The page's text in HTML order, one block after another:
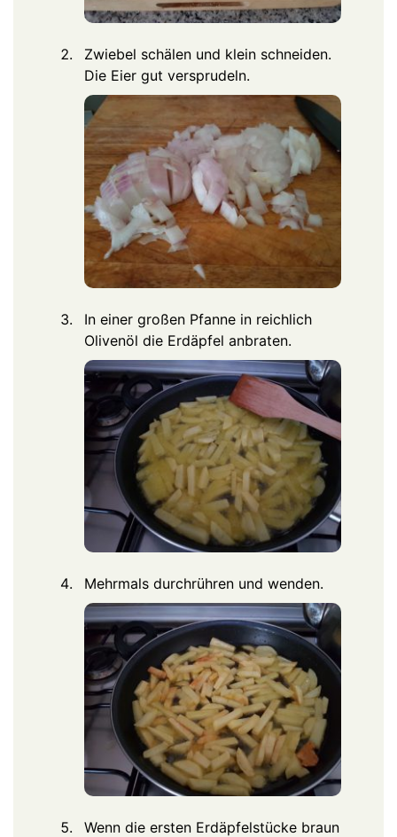
Zwiebel schälen und klein schneiden.
Die Eier gut versprudeln.
In einer großen Pfanne in reichlich
Olivenöl die Erdäpfel anbraten.
Mehrmals durchrühren und wenden.
Wenn die ersten Erdäpfelstücke braun